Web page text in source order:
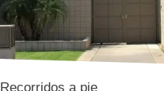
Recorridos a pie